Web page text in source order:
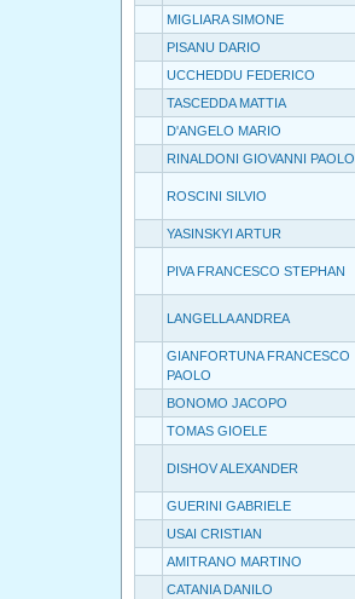
MIGLIARA SIMONE
PISANU DARIO
UCCHEDDU FEDERICO
TASCEDDA MATTIA
D'ANGELO MARIO
RINALDONI GIOVANNI PAOLO
ROSCINI SILVIO
YASINSKYI ARTUR
PIVA FRANCESCO STEPHAN
LANGELLA ANDREA
GIANFORTUNA FRANCESCO
PAOLO
BONOMO JACOPO
TOMAS GIOELE
DISHOV ALEXANDER
GUERINI GABRIELE
USAI CRISTIAN
AMITRANO MARTINO
CATANIA DANILO